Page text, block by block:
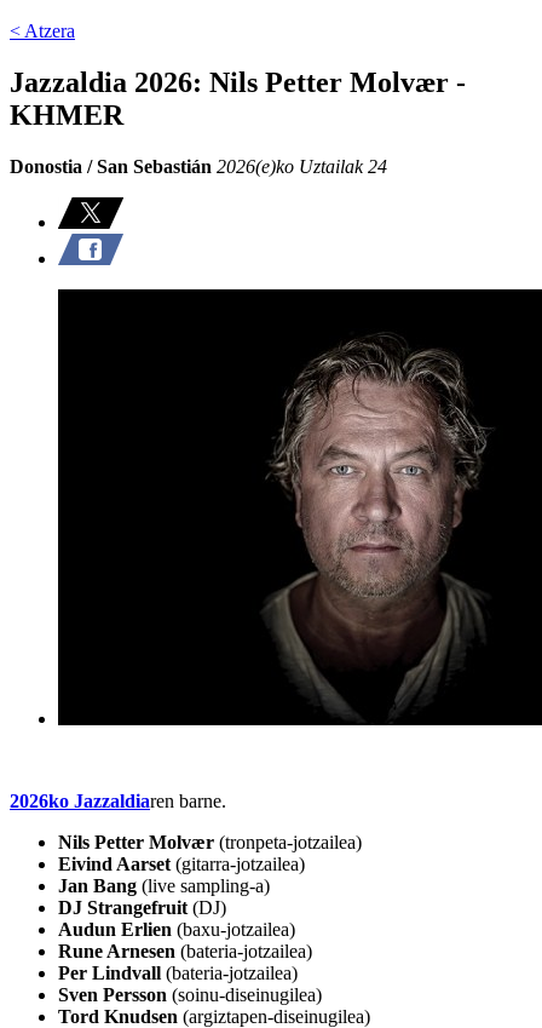
< Atzera
Jazzaldia 2026: Nils Petter Molvær -
KHMER
Donostia / San Sebastián 2026(e)ko Uztailak 24
2026ko Jazzaldiaren barne.
Nils Petter Molvær (tronpeta-jotzailea)
Eivind Aarset (gitarra-jotzailea)
Jan Bang (live sampling-a)
DJ Strangefruit (DJ)
Audun Erlien (baxu-jotzailea)
Rune Arnesen (bateria-jotzailea)
Per Lindvall (bateria-jotzailea)
Sven Persson (soinu-diseinugilea)
Tord Knudsen (argiztapen-diseinugilea)